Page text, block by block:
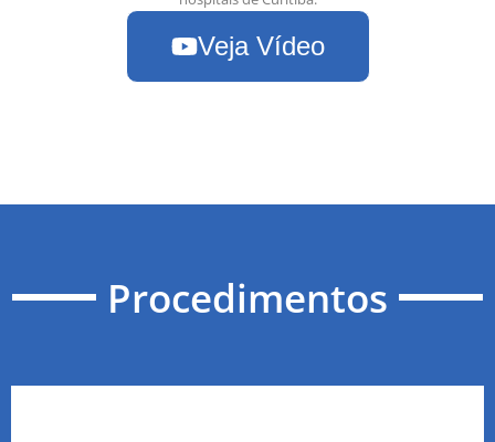
Veja Vídeo
Procedimentos